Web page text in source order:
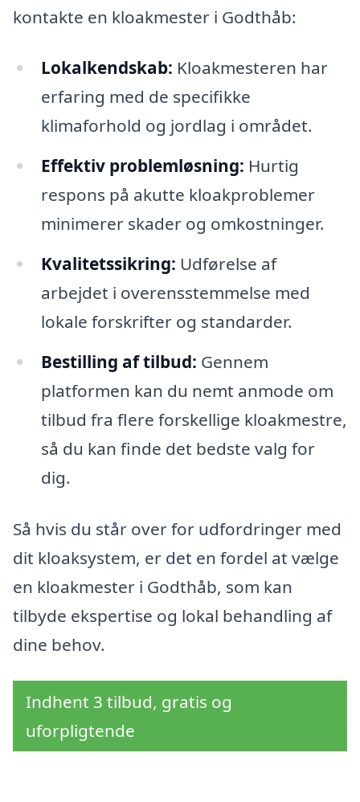
kontakte en kloakmester i Godthåb:
Lokalkendskab: Kloakmesteren har
erfaring med de specifikke
klimaforhold og jordlag i området.
Effektiv problemløsning: Hurtig
respons på akutte kloakproblemer
minimerer skader og omkostninger.
Kvalitetssikring: Udførelse af
arbejdet i overensstemmelse med
lokale forskrifter og standarder.
Bestilling af tilbud: Gennem
platformen kan du nemt anmode om
tilbud fra flere forskellige kloakmestre,
så du kan finde det bedste valg for
dig.
Så hvis du står over for udfordringer med
dit kloaksystem, er det en fordel at vælge
en kloakmester i Godthåb, som kan
tilbyde ekspertise og lokal behandling af
dine behov.
Indhent 3 tilbud, gratis og
uforpligtende